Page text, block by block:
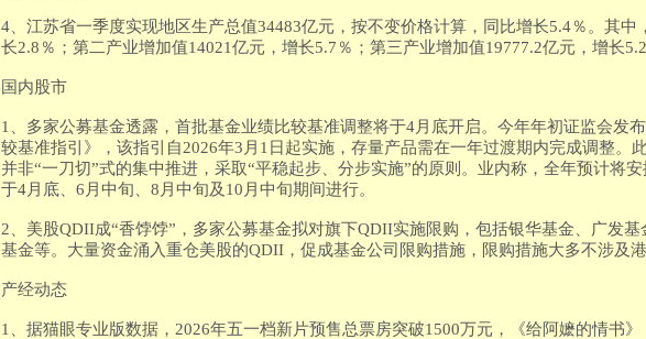
4、江苏省一季度实现地区生产总值34483亿元，按不变价格计算，同比增长5.4％。其中
长2.8％；第二产业增加值14021亿元，增长5.7％；第三产业增加值19777.2亿元，增长5.2
国内股市
1、多家公募基金透露，首批基金业绩比较基准调整将于4月底开启。今年年初证监会发
较基准指引》，该指引自2026年3月1日起实施，存量产品需在一年过渡期内完成调整。
并非“一刀切”式的集中推进，采取“平稳起步、分步实施”的原则。业内称，全年预计将
于4月底、6月中旬、8月中旬及10月中旬期间进行。
2、美股QDII成“香饽饽”，多家公募基金拟对旗下QDII实施限购，包括银华基金、广发
基金等。大量资金涌入重仓美股的QDII，促成基金公司限购措施，限购措施大多不涉及港
产经动态
1、据猫眼专业版数据，2026年五一档新片预售总票房突破1500万元，《给阿嬷的情书